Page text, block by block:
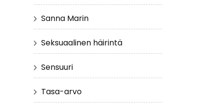
Sanna Marin
Seksuaalinen häirintä
Sensuuri
Tasa-arvo